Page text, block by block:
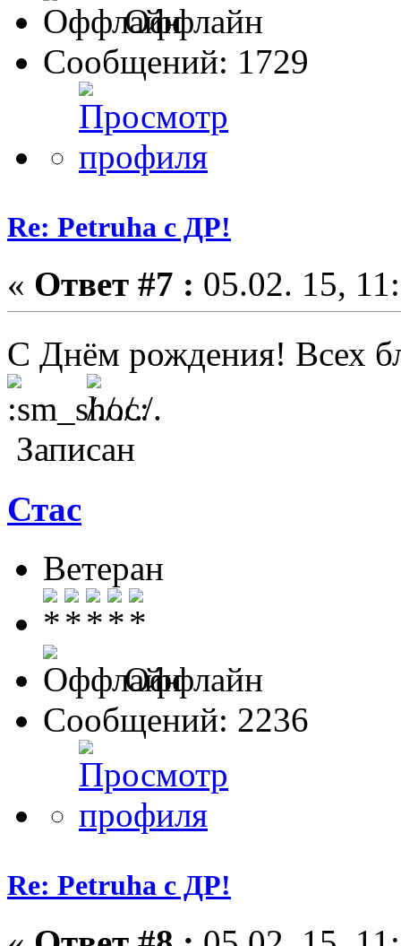
Оффлайн
Сообщений: 1729
Re: Petruha с ДР!
« Ответ #7 : 05.02. 15,
С Днём рождения! Всех
Записан
Стас
Ветеран
Оффлайн
Сообщений: 2236
Re: Petruha с ДР!